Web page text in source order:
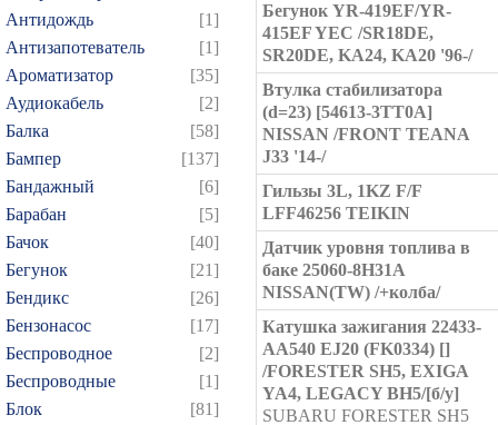
Антидождь
[1]
Антизапотеватель
[1]
Ароматизатор
[35]
Аудиокабель
[2]
Балка
[58]
Бампер
[137]
Бандажный
[6]
Барабан
[5]
Бачок
[40]
Бегунок
[21]
Бендикс
[26]
Бензонасос
[17]
Беспроводное
[2]
Беспроводные
[1]
Блок
[81]
Бегунок YR-419EF/YR-
415EF YEC /SR18DE,
SR20DE, KA24, KA20 '96-/
Втулка стабилизатора
(d=23) [54613-3TT0A]
NISSAN /FRONT TEANA
J33 '14-/
Гильзы 3L, 1KZ F/F
LFF46256 TEIKIN
Датчик уровня топлива в
баке 25060-8H31A
NISSAN(TW) /+колба/
Катушка зажигания 22433-
AA540 EJ20 (FK0334) []
/FORESTER SH5, EXIGA
YA4, LEGACY BH5/[б/у]
SUBARU FORESTER SH5